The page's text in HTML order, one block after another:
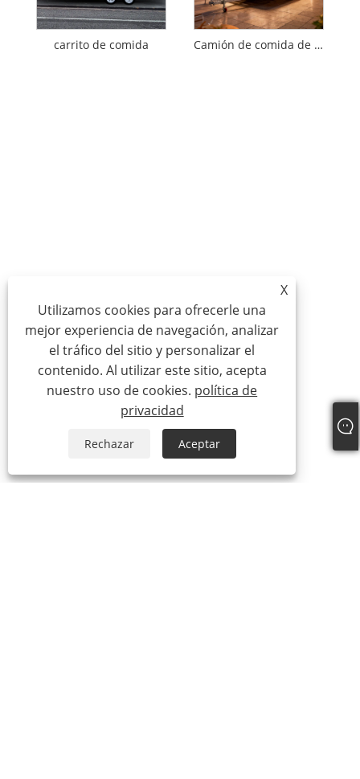
carrito de comida Camión de comida de postres
X
Utilizamos cookies para ofrecerle una
mejor experiencia de navegación, analizar
el tráfico del sitio y personalizar el
contenido. Al utilizar este sitio, acepta
nuestro uso de cookies. política de
privacidad
Rechazar Aceptar